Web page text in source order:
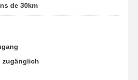
de 30km
zugänglich